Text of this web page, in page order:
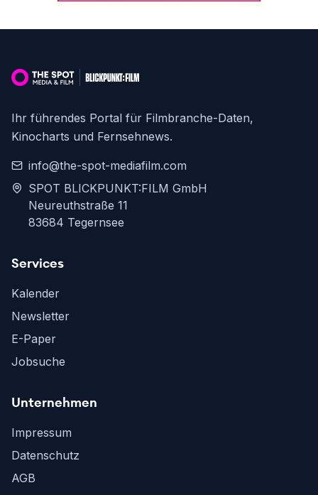
Ihr führendes Portal für Filmbranche-Daten,
Kinocharts und Fernsehnews.
info@the-spot-mediafilm.com
SPOT BLICKPUNKT:FILM GmbH
Neureuthstraße 11
83684 Tegernsee
Services
Kalender
Newsletter
E-Paper
Jobsuche
Unternehmen
Impressum
Datenschutz
AGB